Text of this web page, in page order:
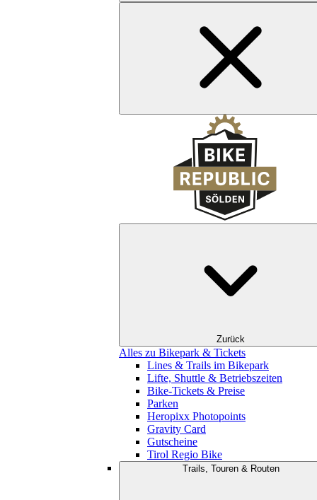
Zurück
Alles zu Bikepark & Tickets
Lines & Trails im Bikepark
Lifte, Shuttle & Betriebszeiten
Bike-Tickets & Preise
Parken
Heropixx Photopoints
Gravity Card
Gutscheine
Tirol Regio Bike
Trails, Touren & Routen